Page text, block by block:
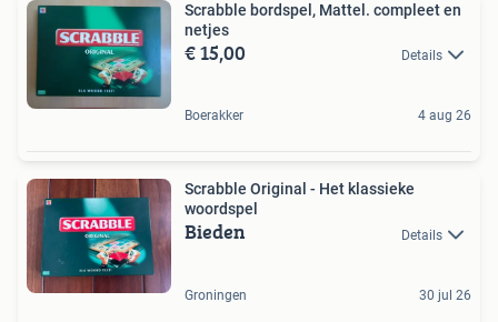
Scrabble bordspel, Mattel. compleet en
netjes
€ 15,00 Details
Boerakker 4 aug 26
Scrabble Original - Het klassieke
woordspel
Bieden Details
Groningen 30 jul 26